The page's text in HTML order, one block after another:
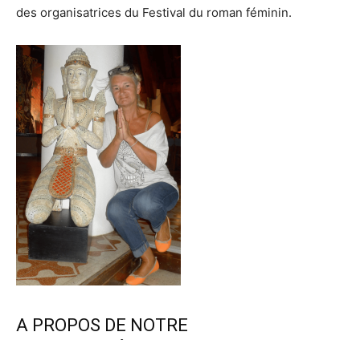
des organisatrices du Festival du roman féminin.
A PROPOS DE NOTRE